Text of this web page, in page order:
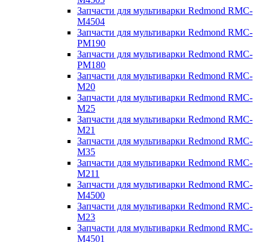
Запчасти для мультиварки Redmond RMC-
M4504
Запчасти для мультиварки Redmond RMC-
PM190
Запчасти для мультиварки Redmond RMC-
PM180
Запчасти для мультиварки Redmond RMC-
M20
Запчасти для мультиварки Redmond RMC-
M25
Запчасти для мультиварки Redmond RMC-
M21
Запчасти для мультиварки Redmond RMC-
M35
Запчасти для мультиварки Redmond RMC-
M211
Запчасти для мультиварки Redmond RMC-
M4500
Запчасти для мультиварки Redmond RMC-
M23
Запчасти для мультиварки Redmond RMC-
M4501